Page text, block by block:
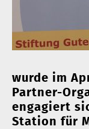
wurde im
Partner-
engagiert
Station für